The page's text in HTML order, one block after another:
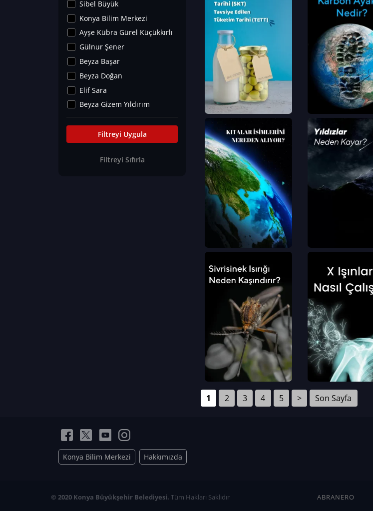
Matematik
Teknoloji
İklim Değişikliği
Arkeoloji
Kültür&Sanat
Yaşam Tavsiyeleri
Merakoloji
Eğitim Bilimleri
Sibel Büyük
Konya Bilim Merkezi
Ayşe Kübra Gürel Küçükkırlı
Gülnur Şener
Beyza Başar
Beyza Doğan
Elif Sara
Beyza Gizem Yıldırım
İlknur İyigökler
Büşra Elif Kıvrak
Can TORUN
Filtreyi Uygula
Filtreyi Sıfırla
1 2 3 4 5 > Son Sayfa
Konya Bilim Merkezi Hakkımızda
© 2020 Konya Büyükşehir Belediyesi. Tüm Hakları Saklıdır ABRANERO